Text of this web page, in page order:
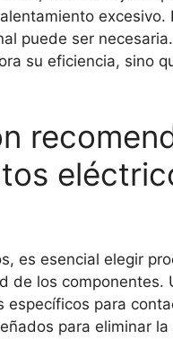
excesivo.
puede ser
su eficiencia, sino
es esencial elegir
de los componentes.
para
para eliminar